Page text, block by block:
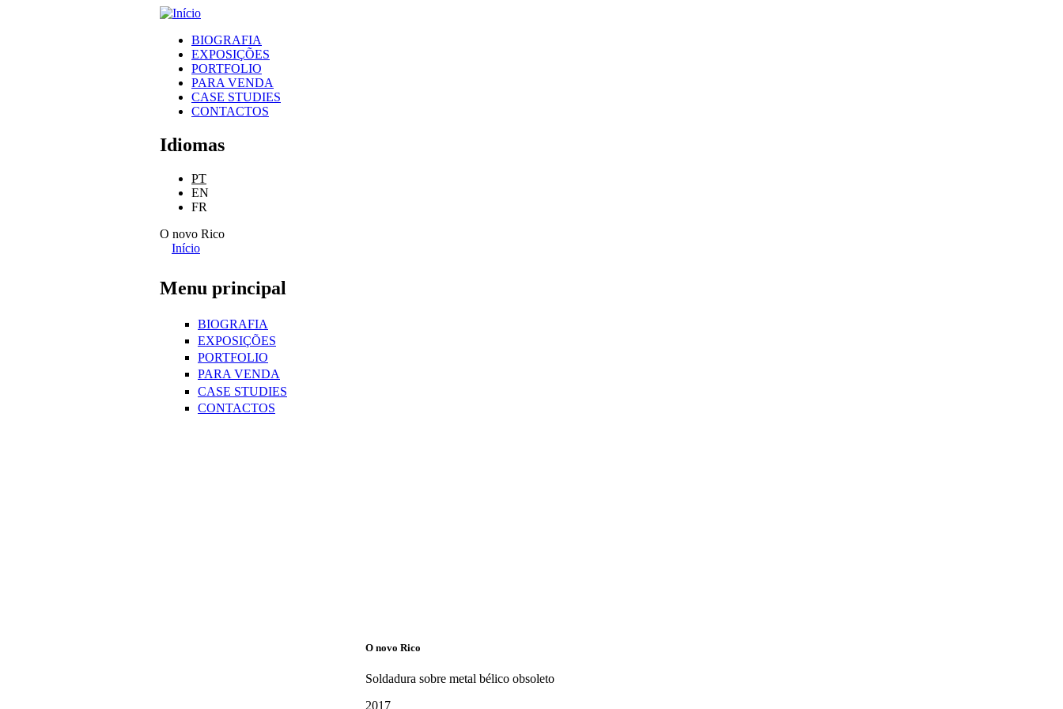
mabunda
Menu principal
BIOGRAFIA
EXPOSIÇÕES
PORTFOLIO
PARA VENDA
CASE STUDIES
CONTACTOS
Idiomas
PT
EN
FR
O novo Rico
Início
Menu principal
BIOGRAFIA
EXPOSIÇÕES
PORTFOLIO
PARA VENDA
CASE STUDIES
CONTACTOS
O novo Rico
Soldadura sobre metal bélico obsoleto
2017